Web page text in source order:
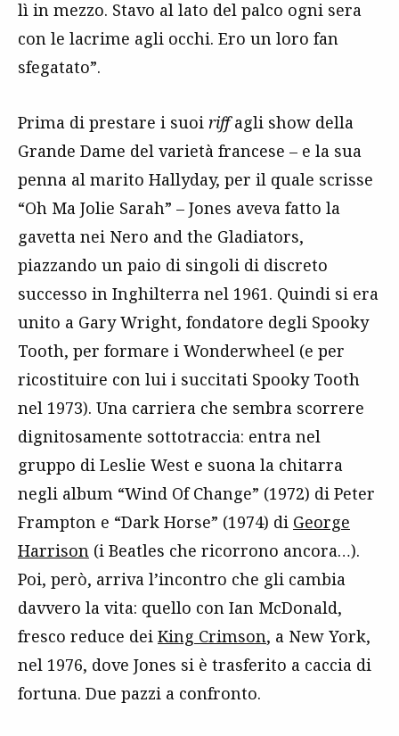
lì in mezzo. Stavo al lato del palco ogni sera
con le lacrime agli occhi. Ero un loro fan
sfegatato”.
Prima di prestare i suoi riffagli show della
Grande Dame del varietà francese – e la sua
penna al marito Hallyday, per il quale scrisse
“Oh Ma Jolie Sarah” – Jones aveva fatto la
gavetta nei Nero and the Gladiators,
piazzando un paio di singoli di discreto
successo in Inghilterra nel 1961. Quindi si era
unito a Gary Wright, fondatore degli Spooky
Tooth, per formare i Wonderwheel (e per
ricostituire con lui i succitati Spooky Tooth
nel 1973). Una carriera che sembra scorrere
dignitosamente sottotraccia: entra nel
gruppo di Leslie West e suona la chitarra
negli album “Wind Of Change” (1972) di Peter
Frampton e “Dark Horse” (1974) di George
Harrison (i Beatles che ricorrono ancora…).
Poi, però, arriva l’incontro che gli cambia
davvero la vita: quello con Ian McDonald,
fresco reduce dei King Crimson, a New York,
nel 1976, dove Jones si è trasferito a caccia di
fortuna. Due pazzi a confronto.